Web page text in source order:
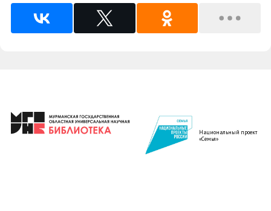
Национальный проект
«Семья»